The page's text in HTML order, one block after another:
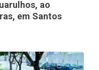
ao
em Santos